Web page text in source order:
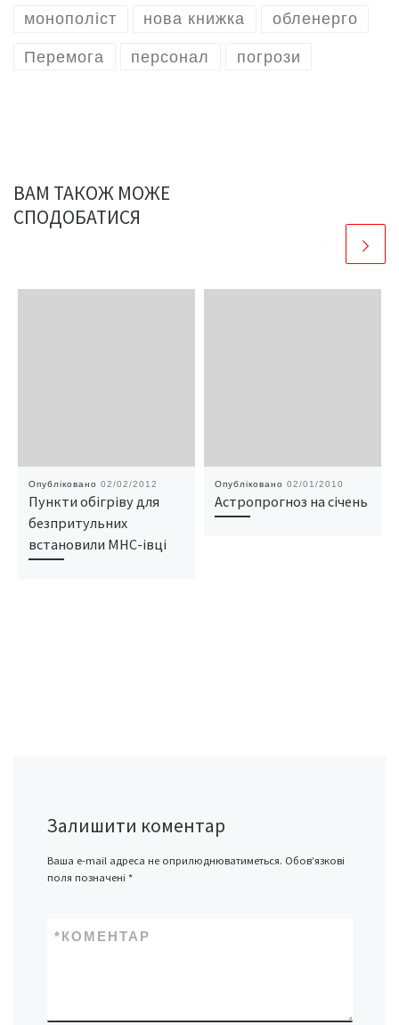
монополіст нова книжка обленерго
Перемога персонал погрози
ВАМ ТАКОЖ МОЖЕ
СПОДОБАТИСЯ
Опубліковано 02/02/2012
Пункти обігріву для
безпритульних
встановили МНС-івці
Опубліковано 02/01/2010
Астропрогноз на січень
Залишити коментар
Ваша e-mail адреса не оприлюднюватиметься. Обов’язкові
поля позначені *
КОМЕНТАР
*